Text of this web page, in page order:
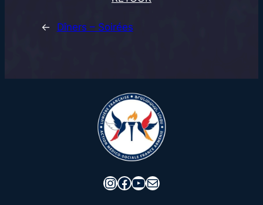
← Dîners – Soirées
Instagram
Facebook
YouTube
E-mail